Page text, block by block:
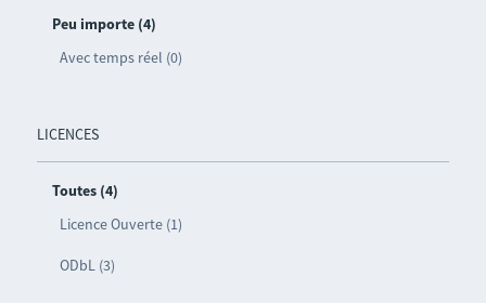
Peu importe (4)
Avec temps réel (0)
LICENCES
Toutes (4)
Licence Ouverte (1)
ODbL (3)